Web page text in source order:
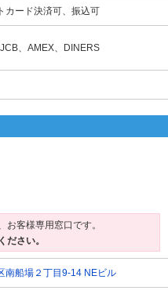
カード決済可、振込可
、AMEX、DINERS
客様専用窓口です。
さい。
南船場２丁目9-14 NEビル